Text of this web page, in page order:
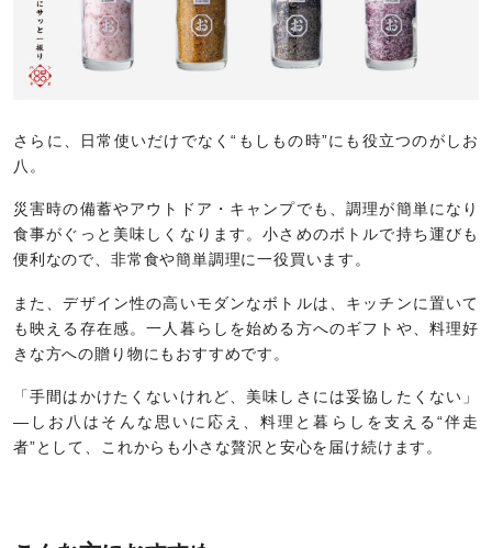
さらに、日常使いだけでなく“もしもの時”にも役立つのがしお
八。
災害時の備蓄やアウトドア・キャンプでも、調理が簡単になり
食事がぐっと美味しくなります。小さめのボトルで持ち運びも
便利なので、非常食や簡単調理に一役買います。
また、デザイン性の高いモダンなボトルは、キッチンに置いて
も映える存在感。一人暮らしを始める方へのギフトや、料理好
きな方への贈り物にもおすすめです。
「手間はかけたくないけれど、美味しさには妥協したくない」
―しお八はそんな思いに応え、料理と暮らしを支える“伴走
者”として、これからも小さな贅沢と安心を届け続けます。